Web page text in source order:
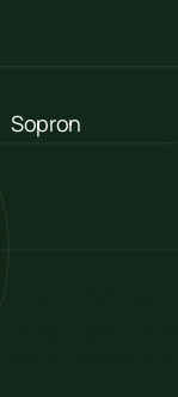
Sopron
Burgundský